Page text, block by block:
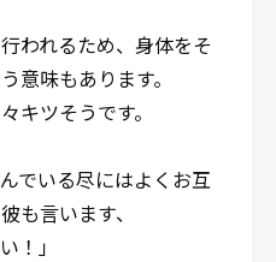
われるため、身体をそ
意味もあります。
キツそうです。
でいる尽にはよくお互
も言います、
！」